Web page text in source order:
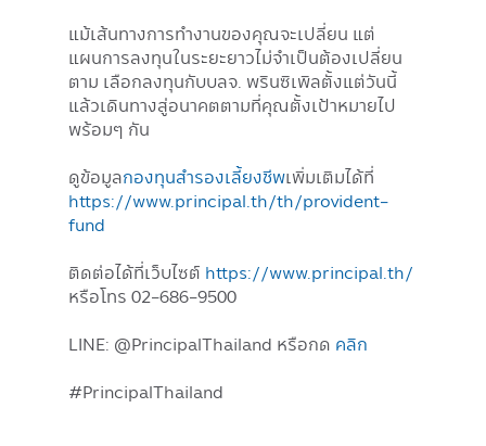
แม้เส้นทางการทำงานของคุณจะเปลี่ยน แต่
แผนการลงทุนในระยะยาวไม่จำเป็นต้องเปลี่ยน
ตาม เลือกลงทุนกับบลจ. พรินซิเพิลตั้งแต่วันนี้
แล้วเดินทางสู่อนาคตตามที่คุณตั้งเป้าหมายไป
พร้อมๆ กัน
ดูข้อมูลกองทุนสำรองเลี้ยงชีพเพิ่มเติมได้ที่
https://www.principal.th/th/provident-
fund
ติดต่อได้ที่เว็บไซต์ https://www.principal.th/
หรือโทร 02-686-9500
LINE: @PrincipalThailand หรือกด คลิก
#PrincipalThailand